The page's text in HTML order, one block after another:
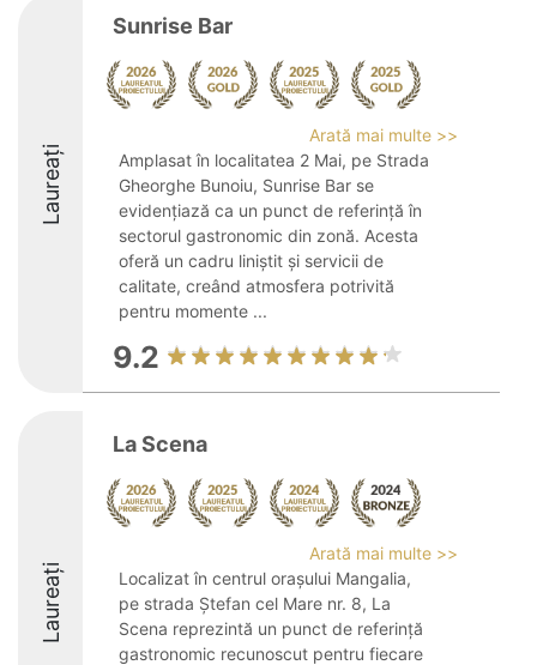
Laureați
Sunrise Bar
Arată mai multe >>
Amplasat în localitatea 2 Mai, pe Strada
Gheorghe Bunoiu, Sunrise Bar se
evidențiază ca un punct de referință în
sectorul gastronomic din zonă. Acesta
oferă un cadru liniștit și servicii de
calitate, creând atmosfera potrivită
pentru momente ...
9.2
Laureați
La Scena
Arată mai multe >>
Localizat în centrul orașului Mangalia,
pe strada Ștefan cel Mare nr. 8, La
Scena reprezintă un punct de referință
gastronomic recunoscut pentru fiecare